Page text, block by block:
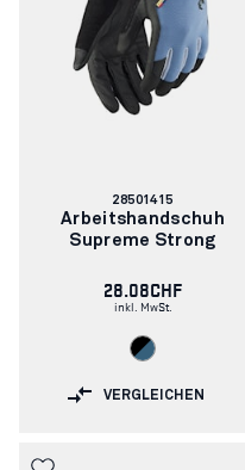
Artikelnummer:
28501415
Arbeitshandschuh
Supreme Strong
28.08CHF
inkl. MwSt.
VERGLEICHEN